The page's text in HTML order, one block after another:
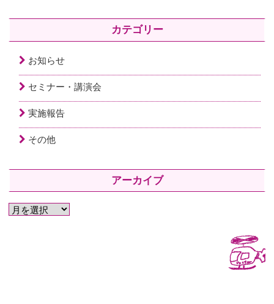
カテゴリー
お知らせ
セミナー・講演会
実施報告
その他
アーカイブ